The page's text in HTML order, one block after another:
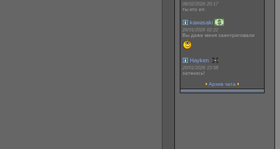
08/02/2026 20:17
ты кто еп
kawasaki
26/01/2026 02:22
Вы даже меня заинтриговали
Hayken
20/01/2026 15:58
заткнись!
Архив чата